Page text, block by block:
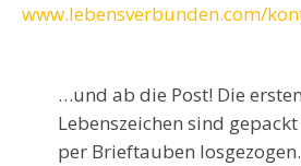
www.lebensverbunden.com/
…und ab die Post! Die ersten
Lebenszeichen sind
per Brieftauben